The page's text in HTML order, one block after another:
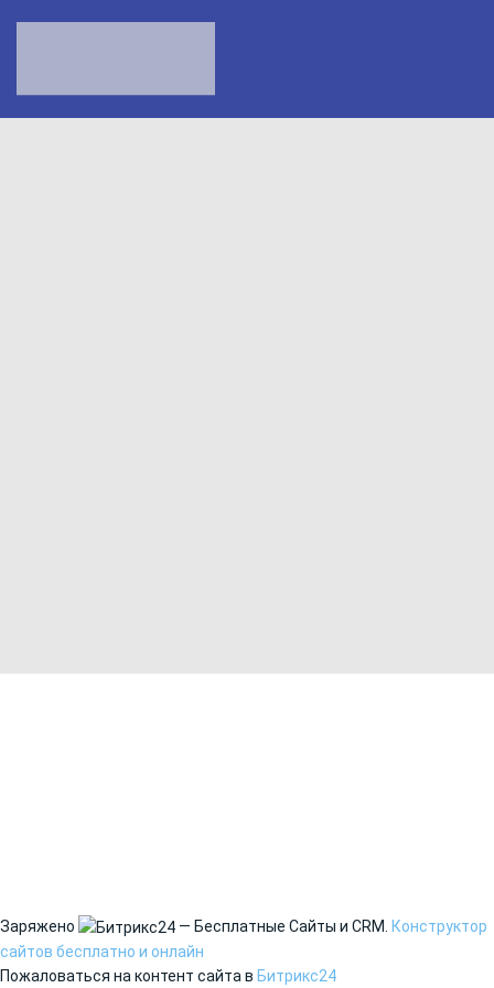
Заряжено — Бесплатные Сайты и CRM.
Конструктор
сайтов бесплатно и онлайн
Пожаловаться на контент cайта в Битрикс24